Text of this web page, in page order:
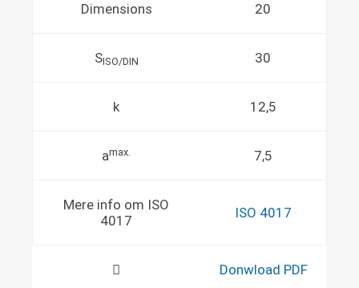
Dimensions 20
SISO/DIN 30
k 12,5
amax. 7,5
Mere info om ISO
4017
ISO 4017
Donwload PDF